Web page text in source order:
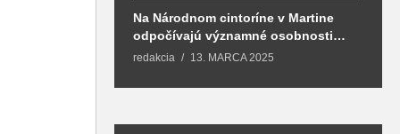
Na Národnom cintoríne v Martine
odpočívajú významné osobnosti
spojené aj s mestom Martin
redakcia 13. MARCA 2025